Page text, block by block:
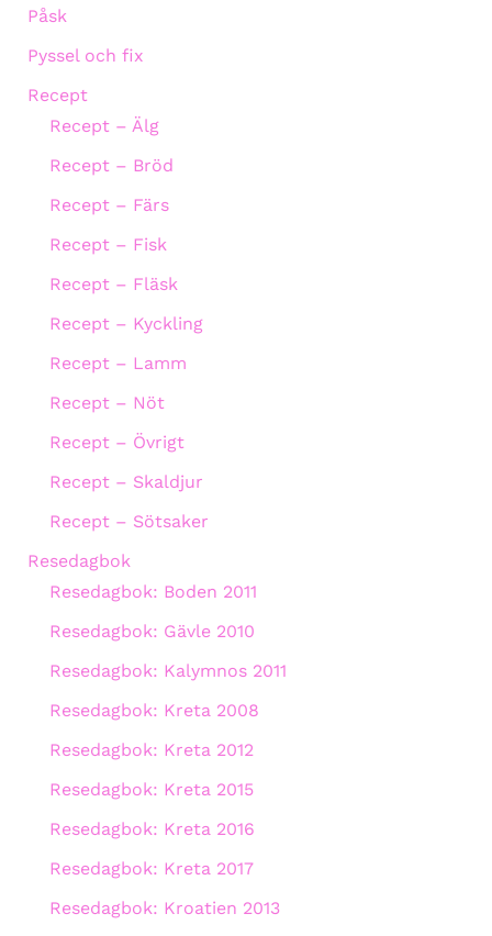
Påsk
Pyssel och fix
Recept
Recept – Älg
Recept – Bröd
Recept – Färs
Recept – Fisk
Recept – Fläsk
Recept – Kyckling
Recept – Lamm
Recept – Nöt
Recept – Övrigt
Recept – Skaldjur
Recept – Sötsaker
Resedagbok
Resedagbok: Boden 2011
Resedagbok: Gävle 2010
Resedagbok: Kalymnos 2011
Resedagbok: Kreta 2008
Resedagbok: Kreta 2012
Resedagbok: Kreta 2015
Resedagbok: Kreta 2016
Resedagbok: Kreta 2017
Resedagbok: Kroatien 2013